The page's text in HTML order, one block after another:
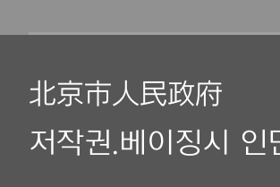
北京市人民政府
저작권.베이징시